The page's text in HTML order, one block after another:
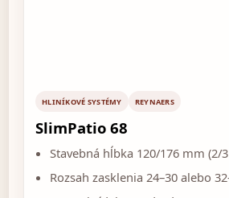
HLINÍKOVÉ SYSTÉMY REYNAERS
SlimPatio 68
Stavebná hĺbka 120/176 mm (2/
Rozsah zasklenia 24–30 alebo